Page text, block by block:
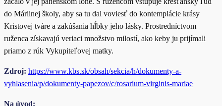
do Máriinej školy, aby sa tu dal voviesť do kontemplácie krásy
Kristovej tváre a zakúšania hĺbky jeho lásky. Prostredníctvom
ruženca získavajú veriaci množstvo milostí, ako keby ju prijímali
priamo z rúk Vykupiteľovej matky.
Zdroj: https://www.kbs.sk/obsah/sekcia/h/dokumenty-a-
vyhlasenia/p/dokumenty-papezov/c/rosarium-virginis-mariae
Na úvod: